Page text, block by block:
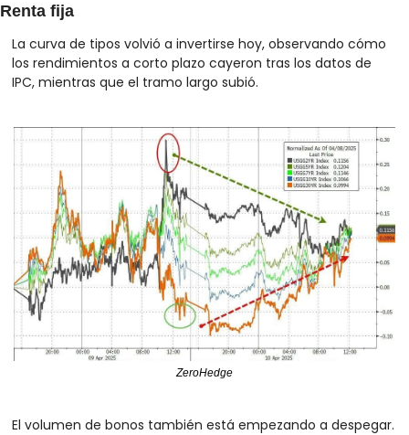
Renta fija
La curva de tipos volvió a invertirse hoy, observando cómo
los rendimientos a corto plazo cayeron tras los datos de
IPC, mientras que el tramo largo subió.
ZeroHedge
El volumen de bonos también está empezando a despegar.